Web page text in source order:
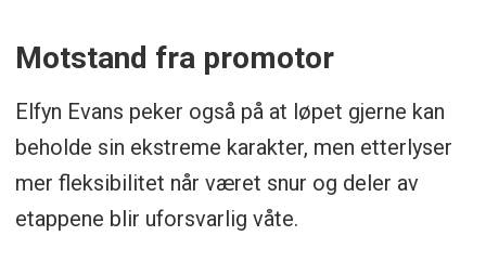
Motstand fra promotor
Elfyn Evans peker også på at løpet gjerne kan
beholde sin ekstreme karakter, men etterlyser
mer fleksibilitet når været snur og deler av
etappene blir uforsvarlig våte.